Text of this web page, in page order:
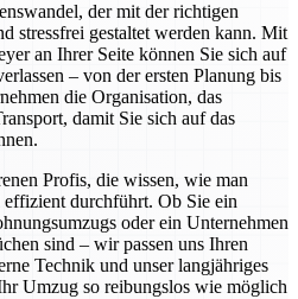
der mit der richtigen
stressfrei gestaltet werden kann. Mit
an Ihrer Seite können Sie sich auf
– von der ersten Planung bis
die Organisation, das
damit Sie sich auf das
Profis, die wissen, wie man
durchführt. Ob Sie ein
oder ein Unternehmen
sind – wir passen uns Ihren
Technik und unser langjähriges
Umzug so reibungslos wie möglich